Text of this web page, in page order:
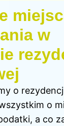
w
o
o
a co